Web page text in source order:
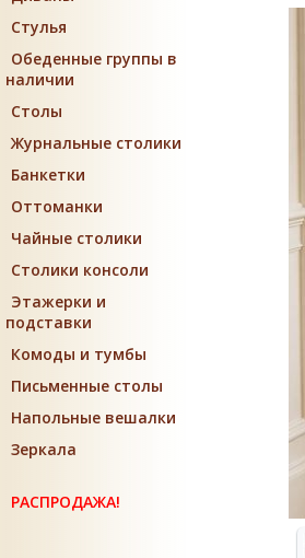
Стулья
Обеденные группы в
наличии
Столы
Журнальные столики
Банкетки
Оттоманки
Чайные столики
Столики консоли
Этажерки и
подставки
Комоды и тумбы
Письменные столы
Напольные вешалки
Зеркала
РАСПРОДАЖА!